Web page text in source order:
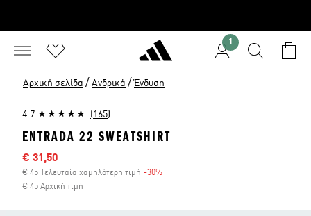
1
Αρχική σελίδα / Ανδρικά / Ένδυση
4.7 (165)
ENTRADA 22 SWEATSHIRT
Τιμή έκπτωσης
€ 31,50
€ 45 Τελευταία χαμηλότερη τιμή -30%
€ 45 Αρχική τιμή